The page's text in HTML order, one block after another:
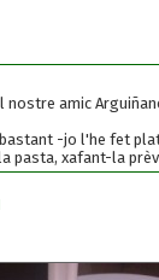
nostre amic
-jo l'he fet
pasta, xafant-la